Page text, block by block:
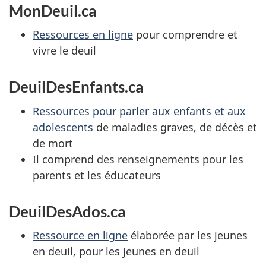
MonDeuil.ca
Ressources en ligne pour comprendre et
vivre le deuil
DeuilDesEnfants.ca
Ressources pour parler aux enfants et aux
adolescents de maladies graves, de décès et
de mort
Il comprend des renseignements pour les
parents et les éducateurs
DeuilDesAdos.ca
Ressource en ligne élaborée par les jeunes
en deuil, pour les jeunes en deuil